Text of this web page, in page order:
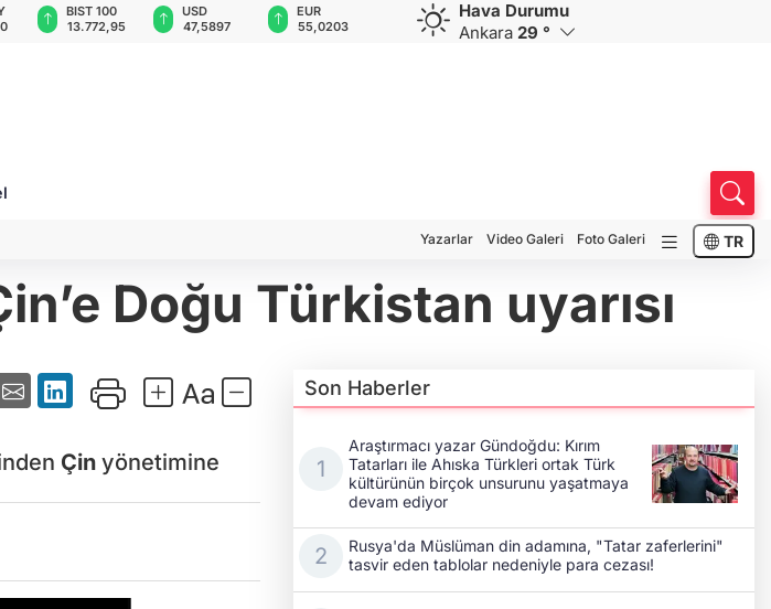
USD
47,5897
EUR
55,0203
GBP
64,2110
CHF
58,7020
CAD
33,9248
Hava Durumu
Ankara 29 °
Yazarlar Video Galeri Foto Galeri TR
Doğu Türkistan uyarısı
Çin yönetimine
Son Haberler
Araştırmacı yazar Gündoğdu: Kırım
Tatarları ile Ahıska Türkleri ortak Türk
kültürünün birçok unsurunu yaşatmaya
devam ediyor
Rusya'da Müslüman din adamına, "Tatar zaferlerini"
tasvir eden tablolar nedeniyle para cezası!